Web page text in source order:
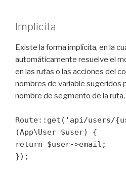
Implicita
Existe la forma implícita, en la
automáticamente resuelve el
en las rutas o las acciones del
nombres de variable sugeridos
nombre de segmento de la
Route::get('api/users/
(App\User $user) {
return $user->email;
});